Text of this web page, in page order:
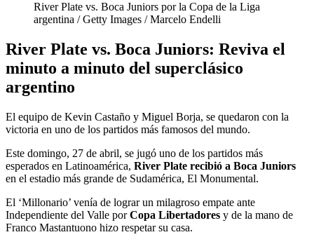
River Plate vs. Boca Juniors por la Copa de la Liga
argentina / Getty Images /Marcelo Endelli
River Plate vs. Boca Juniors: Reviva el
minuto a minuto del superclásico
argentino
El equipo de Kevin Castaño y Miguel Borja, se quedaron con la
victoria en uno de los partidos más famosos del mundo.
Este domingo, 27 de abril, se jugó uno de los partidos más
esperados en Latinoamérica, River Plate recibió a Boca Juniors
en el estadio más grande de Sudamérica, El Monumental.
El ‘Millonario’ venía de lograr un milagroso empate ante
Independiente del Valle porCopa Libertadores y de la mano de
Franco Mastantuono hizo respetar su casa.